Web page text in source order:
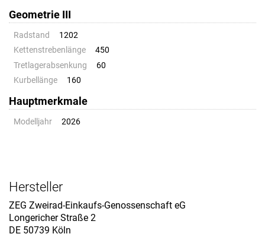
Geometrie III
Radstand
1202
Kettenstrebenlänge
450
Tretlagerabsenkung
60
Kurbellänge
160
Hauptmerkmale
Modelljahr 2026
Hersteller
ZEG Zweirad-Einkaufs-Genossenschaft eG
Longericher Straße 2
DE 50739 Köln